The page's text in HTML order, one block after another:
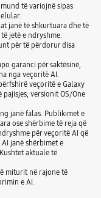
të variojnë sipas
janë të shkurtuara dhe të
jetë e ndryshme.
për të përdorur disa
garanci për saktësinë,
nga veçoritë AI.
veçoritë e Galaxy
versionit OS/One
janë falas. Publikimet e
ose shërbime të reja që
për veçoritë AI që
janë shërbimet e
aktuale të
miturit në rajone të
e AI.